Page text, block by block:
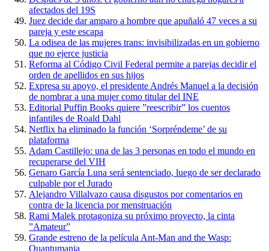
afectados del 19S
Juez decide dar amparo a hombre que apuñaló 47 veces a su
pareja y este escapa
La odisea de las mujeres trans: invisibilizadas en un gobierno
que no ejerce justicia
Reforma al Código Civil Federal permite a parejas decidir el
orden de apellidos en sus hijos
Expresa su apoyo, el presidente Andrés Manuel a la decisión
de nombrar a una mujer como titular del INE
Editorial Puffin Books quiere ”reescribir” los cuentos
infantiles de Roald Dahl
Netflix ha eliminado la función ‘Sorpréndeme’ de su
plataforma
Adam Castillejo: una de las 3 personas en todo el mundo en
recuperarse del VIH
Genaro García Luna será sentenciado, luego de ser declarado
culpable por el Jurado
Alejandro Villalvazo causa disgustos por comentarios en
contra de la licencia por menstruación
Rami Malek protagoniza su próximo proyecto, la cinta
”Amateur”
Grande estreno de la película Ant-Man and the Wasp:
Quantumania